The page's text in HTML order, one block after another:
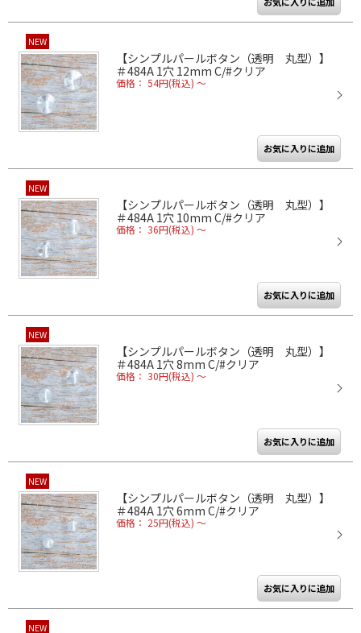
NEW
【シンプルパールボタン（透明 丸型）】
＃484A 1穴 12mm C/#クリア
価格： 54円(税込) ～
NEW
【シンプルパールボタン（透明 丸型）】
＃484A 1穴 10mm C/#クリア
価格： 36円(税込) ～
NEW
【シンプルパールボタン（透明 丸型）】
＃484A 1穴 8mm C/#クリア
価格： 30円(税込) ～
NEW
【シンプルパールボタン（透明 丸型）】
＃484A 1穴 6mm C/#クリア
価格： 25円(税込) ～
NEW